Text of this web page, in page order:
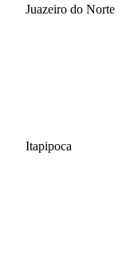
Juazeiro do Norte
Itapipoca